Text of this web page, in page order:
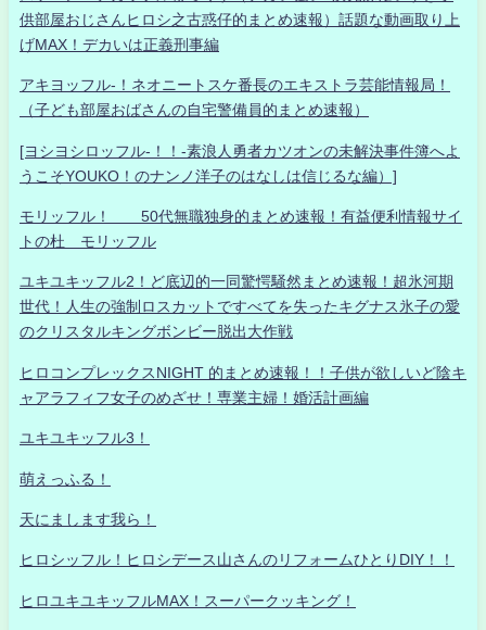
供部屋おじさんヒロシ之古惑仔的まとめ速報）話題な動画取り上
げMAX！デカいは正義刑事編
アキヨッフル-！ネオニートスケ番長のエキストラ芸能情報局！
（子ども部屋おばさんの自宅警備員的まとめ速報）
[ヨシヨシロッフル-！！-素浪人勇者カツオンの未解決事件簿へよ
うこそYOUKO！のナンノ洋子のはなしは信じるな編）]
モリッフル！ 50代無職独身的まとめ速報！有益便利情報サイ
トの杜 モリッフル
ユキユキッフル2！ど底辺的一同驚愕騒然まとめ速報！超氷河期
世代！人生の強制ロスカットですべてを失ったキグナス氷子の愛
のクリスタルキングボンビー脱出大作戦
ヒロコンプレックスNIGHT 的まとめ速報！！子供が欲しいど陰キ
ャアラフィフ女子のめざせ！専業主婦！婚活計画編
ユキユキッフル3！
萌えっふる！
天にまします我ら！
ヒロシッフル！ヒロシデース山さんのリフォームひとりDIY！！
ヒロユキユキッフルMAX！スーパークッキング！